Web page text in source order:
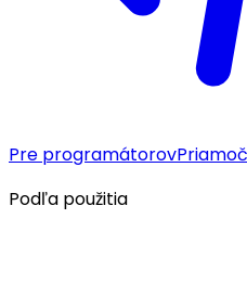
Pre programátorov
Podľa použitia